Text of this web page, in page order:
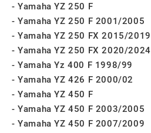
Yamaha YZ 250 F
Yamaha YZ 250 F 2001/2005
Yamaha YZ 250 FX 2015/2019
Yamaha YZ 250 FX 2020/2024
Yamaha Yz 400 F 1998/99
Yamaha YZ 426 F 2000/02
Yamaha YZ 450 F
Yamaha YZ 450 F 2003/2005
Yamaha YZ 450 F 2007/2009